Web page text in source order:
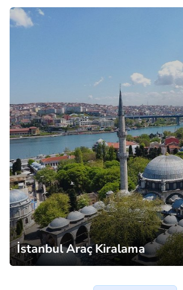
İstanbul Araç Kiralama